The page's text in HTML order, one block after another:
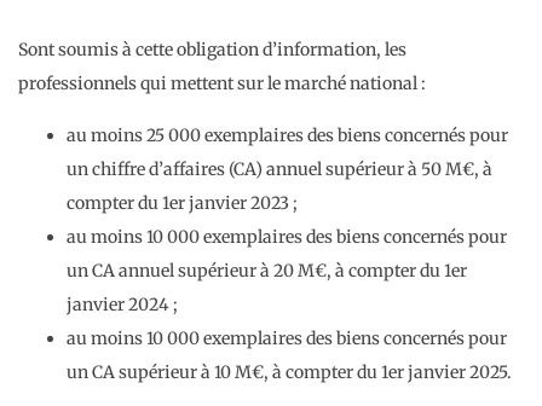
Sont soumis à cette obligation d’information, les
professionnels qui mettent sur le marché national :
au moins 25 000 exemplaires des biens concernés pour
un chiffre d’affaires (CA) annuel supérieur à 50 M€, à
compter du 1er janvier 2023 ;
au moins 10 000 exemplaires des biens concernés pour
un CA annuel supérieur à 20 M€, à compter du 1er
janvier 2024 ;
au moins 10 000 exemplaires des biens concernés pour
un CA supérieur à 10 M€, à compter du 1er janvier 2025.